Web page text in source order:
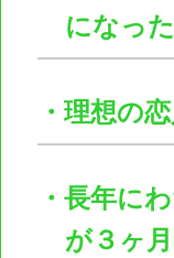
になった
・理想の
・長年に
が３ヶ